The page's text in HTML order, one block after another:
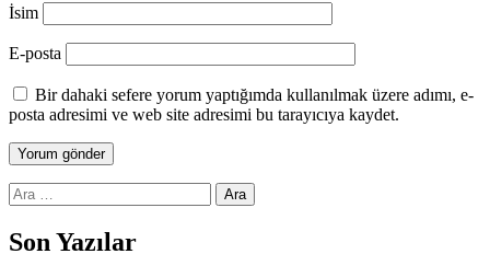
İsim
E-posta
Bir dahaki sefere yorum yaptığımda kullanılmak üzere adımı, e-
posta adresimi ve web site adresimi bu tarayıcıya kaydet.
Arama:
Son Yazılar